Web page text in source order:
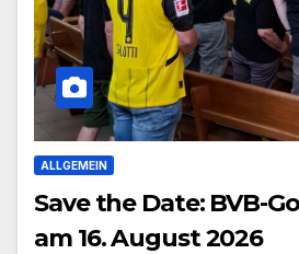
ALLGEMEIN
Save the Date: BVB-
am 16. August 2026